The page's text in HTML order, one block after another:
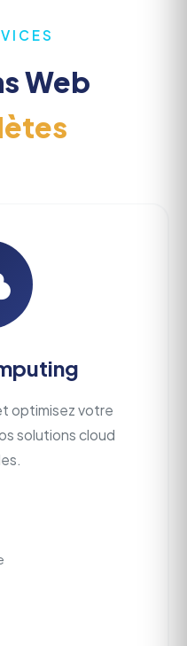
Web
optimisez votre
solutions cloud